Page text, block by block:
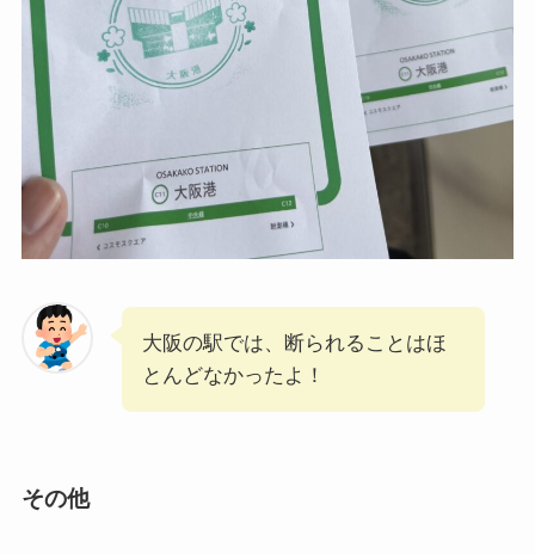
大阪の駅では、断られることはほ
とんどなかったよ！
その他